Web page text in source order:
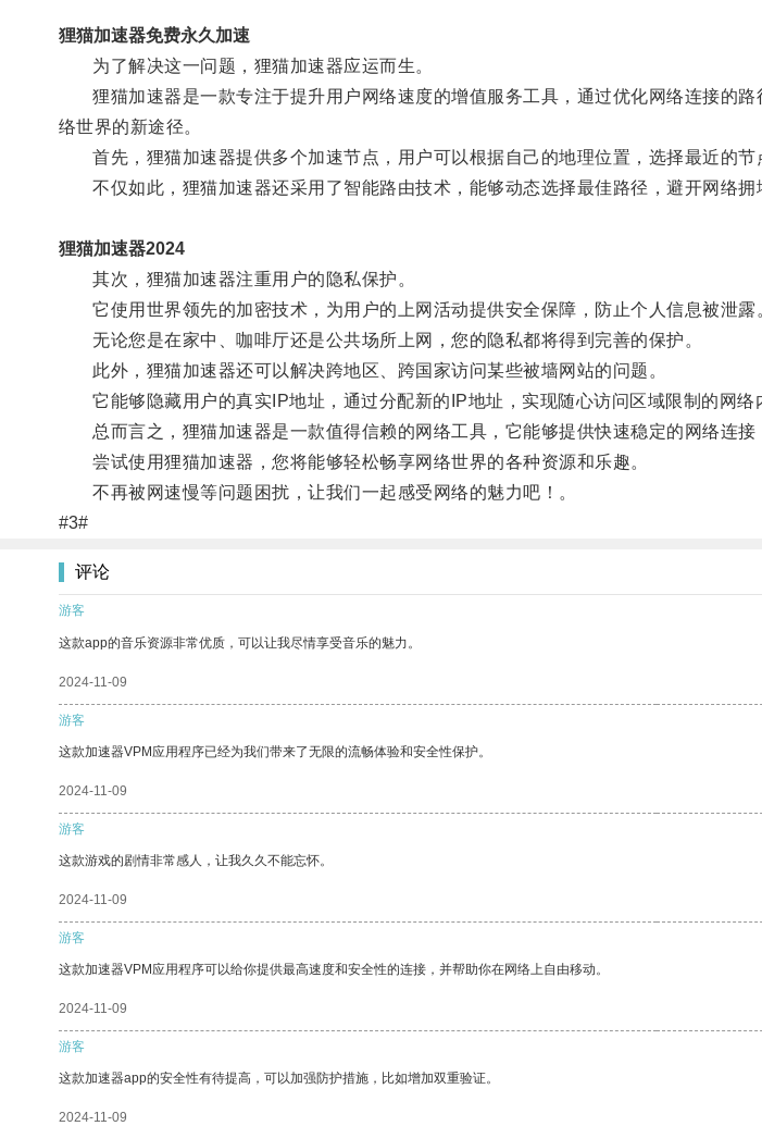
狸猫加速器免费永久加速
为了解决这一问题，狸猫加速器应运而生。
狸猫加速器是一款专注于提升用户网络速度的增值服务工具，通过优化网络连接的路
络世界的新途径。
首先，狸猫加速器提供多个加速节点，用户可以根据自己的地理位置，选择最近的节
不仅如此，狸猫加速器还采用了智能路由技术，能够动态选择最佳路径，避开网络拥
狸猫加速器2024
其次，狸猫加速器注重用户的隐私保护。
它使用世界领先的加密技术，为用户的上网活动提供安全保障，防止个人信息被泄露
无论您是在家中、咖啡厅还是公共场所上网，您的隐私都将得到完善的保护。
此外，狸猫加速器还可以解决跨地区、跨国家访问某些被墙网站的问题。
它能够隐藏用户的真实IP地址，通过分配新的IP地址，实现随心访问区域限制的网络
总而言之，狸猫加速器是一款值得信赖的网络工具，它能够提供快速稳定的网络连接
尝试使用狸猫加速器，您将能够轻松畅享网络世界的各种资源和乐趣。
不再被网速慢等问题困扰，让我们一起感受网络的魅力吧！。
#3#
评论
游客
这款app的音乐资源非常优质，可以让我尽情享受音乐的魅力。
2024-11-09
游客
这款加速器VPM应用程序已经为我们带来了无限的流畅体验和安全性保护。
2024-11-09
游客
这款游戏的剧情非常感人，让我久久不能忘怀。
2024-11-09
游客
这款加速器VPM应用程序可以给你提供最高速度和安全性的连接，并帮助你在网络上自由移动。
2024-11-09
游客
这款加速器app的安全性有待提高，可以加强防护措施，比如增加双重验证。
2024-11-09